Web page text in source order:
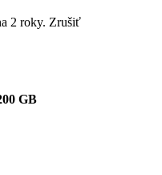
2 roky. Zrušiť
GB